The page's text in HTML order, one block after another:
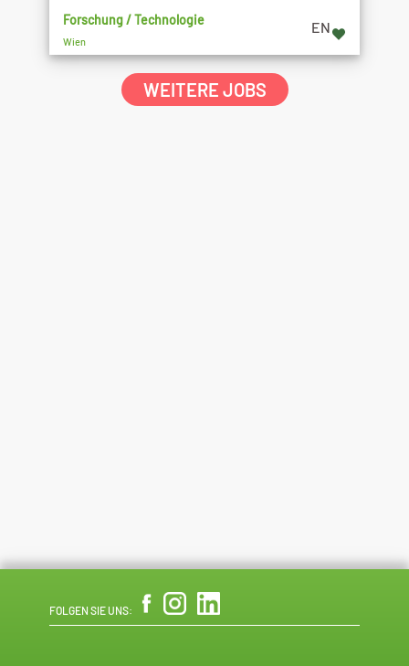
Forschung / Technologie
Wien
EN
WEITERE JOBS
FOLGEN SIE UNS: